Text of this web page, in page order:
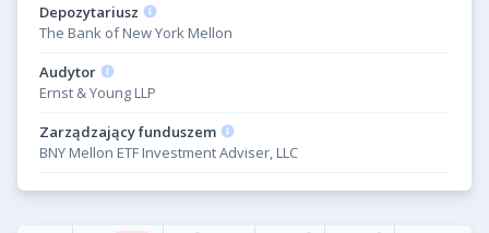
Depozytariusz
The Bank of New York Mellon
Audytor
Ernst & Young LLP
Zarządzający funduszem
BNY Mellon ETF Investment Adviser, LLC